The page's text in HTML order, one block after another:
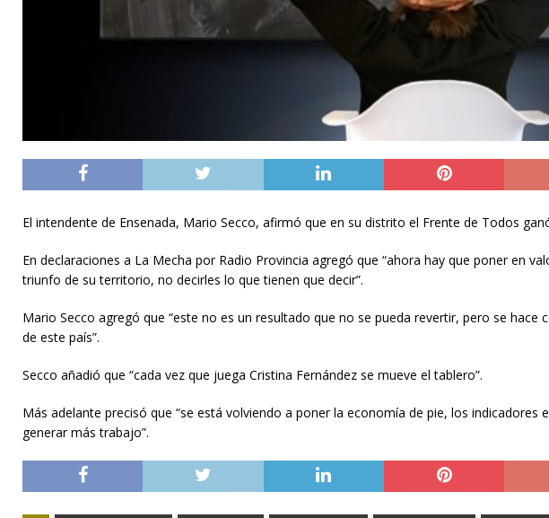
El intendente de Ensenada, Mario Secco, afirmó que en su distrito el Frente de Todos
En declaraciones a La Mecha por Radio Provincia agregó que “ahora hay que poner en
triunfo de su territorio, no decirles lo que tienen que decir”.
Mario Secco agregó que “este no es un resultado que no se pueda revertir, pero se hace
de este país”.
Secco añadió que “cada vez que juega Cristina Fernández se mueve el tablero”.
Más adelante precisó que “se está volviendo a poner la economía de pie, los indicadores
generar más trabajo”.